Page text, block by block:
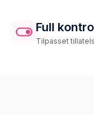
Full
Tilpasset